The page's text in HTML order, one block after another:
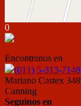
0
Encontranos en
(011) 5-313-7148
Mariano Castex
Canning
Seguinos en